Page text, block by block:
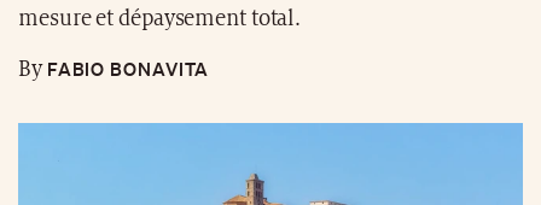
mesure et dépaysement total.
ByFABIO BONAVITA